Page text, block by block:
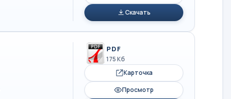
Скачать
PDF
175 Кб
Карточка
Просмотр